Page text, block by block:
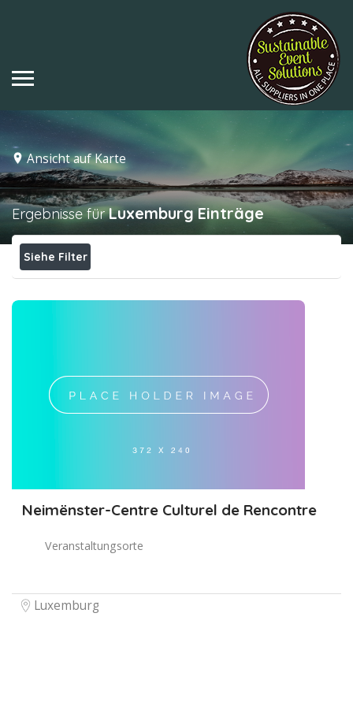
Ansicht auf Karte
Ergebnisse fürLuxemburg Einträge
Siehe Filter
Neimënster-Centre Culturel de Rencontre
Veranstaltungsorte
Luxemburg